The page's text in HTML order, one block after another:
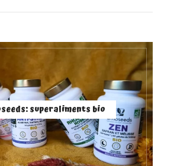
superaliments bio